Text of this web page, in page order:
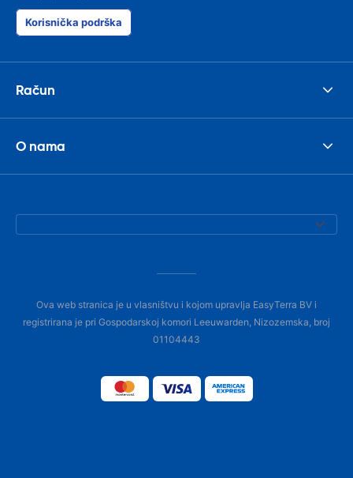
Korisnička podrška
Račun
O nama
Ova web stranica je u vlasništvu i kojom upravlja EasyTerra BV i
registrirana je pri Gospodarskoj komori Leeuwarden, Nizozemska, broj
01104443